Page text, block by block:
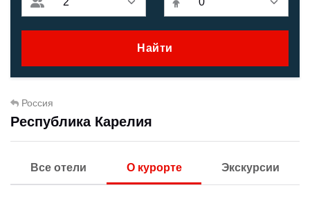
Найти
Россия
Республика Карелия
Все отели О курорте Экскурсии